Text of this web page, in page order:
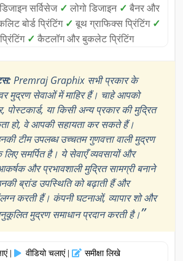
सर्विसेज ✓ लोगो डिजाइन ✓ बैनर और
बोर्ड प्रिंटिंग ✓ बूथ ग्राफिक्स प्रिंटिंग ✓
✓ कैटलॉग और बुकलेट प्रिंटिंग
Premraj Graphix सभी प्रकार के
मुद्रण सेवाओं में माहिर हैं। चाहे आपको
पोस्टकार्ड, या किसी अन्य प्रकार की मुद्रित
हो, वे आपकी सहायता कर सकते हैं।
टीम उपलब्ध उच्चतम गुणवत्ता वाली मुद्रण
समर्पित है। ये सेवाएँ व्यवसायों और
और प्रभावशाली मुद्रित सामग्री बनाने
ब्रांड उपस्थिति को बढ़ाती हैं और
करती हैं। कंपनी घटनाओं, व्यापार शो और
मुद्रण समाधान प्रदान करती है।”
| वीडियो चलाएं | समीक्षा लिखे